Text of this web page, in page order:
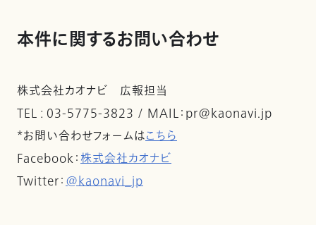
本件に関するお問い合わせ
株式会社カオナビ 広報担当
TEL : 03-5775-3823 / MAIL：pr@kaonavi.jp
*お問い合わせフォームはこちら
Facebook：株式会社カオナビ
Twitter：@kaonavi_jp